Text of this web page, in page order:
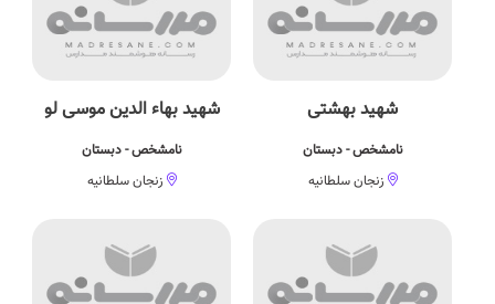
شهید بهشتی
نامشخص - دبستان
زنجان سلطانیه
شهید بهاء الدین موسی لو
نامشخص - دبستان
زنجان سلطانیه